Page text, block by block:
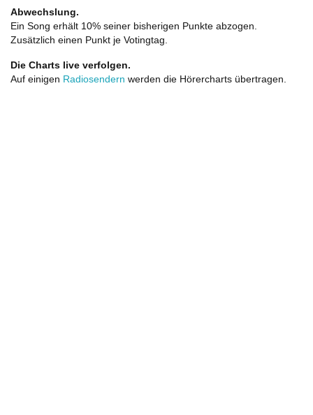
Abwechslung.
Ein Song erhält 10% seiner bisherigen Punkte abzogen.
Zusätzlich einen Punkt je Votingtag.
Die Charts live verfolgen.
Auf einigen Radiosendern werden die Hörercharts übertragen.